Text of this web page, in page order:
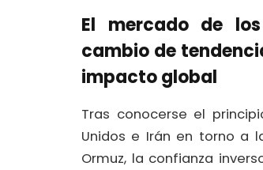
El mercado de
cambio de
impacto global
Tras conocerse el
Unidos e Irán en torno a
Ormuz, la confianza